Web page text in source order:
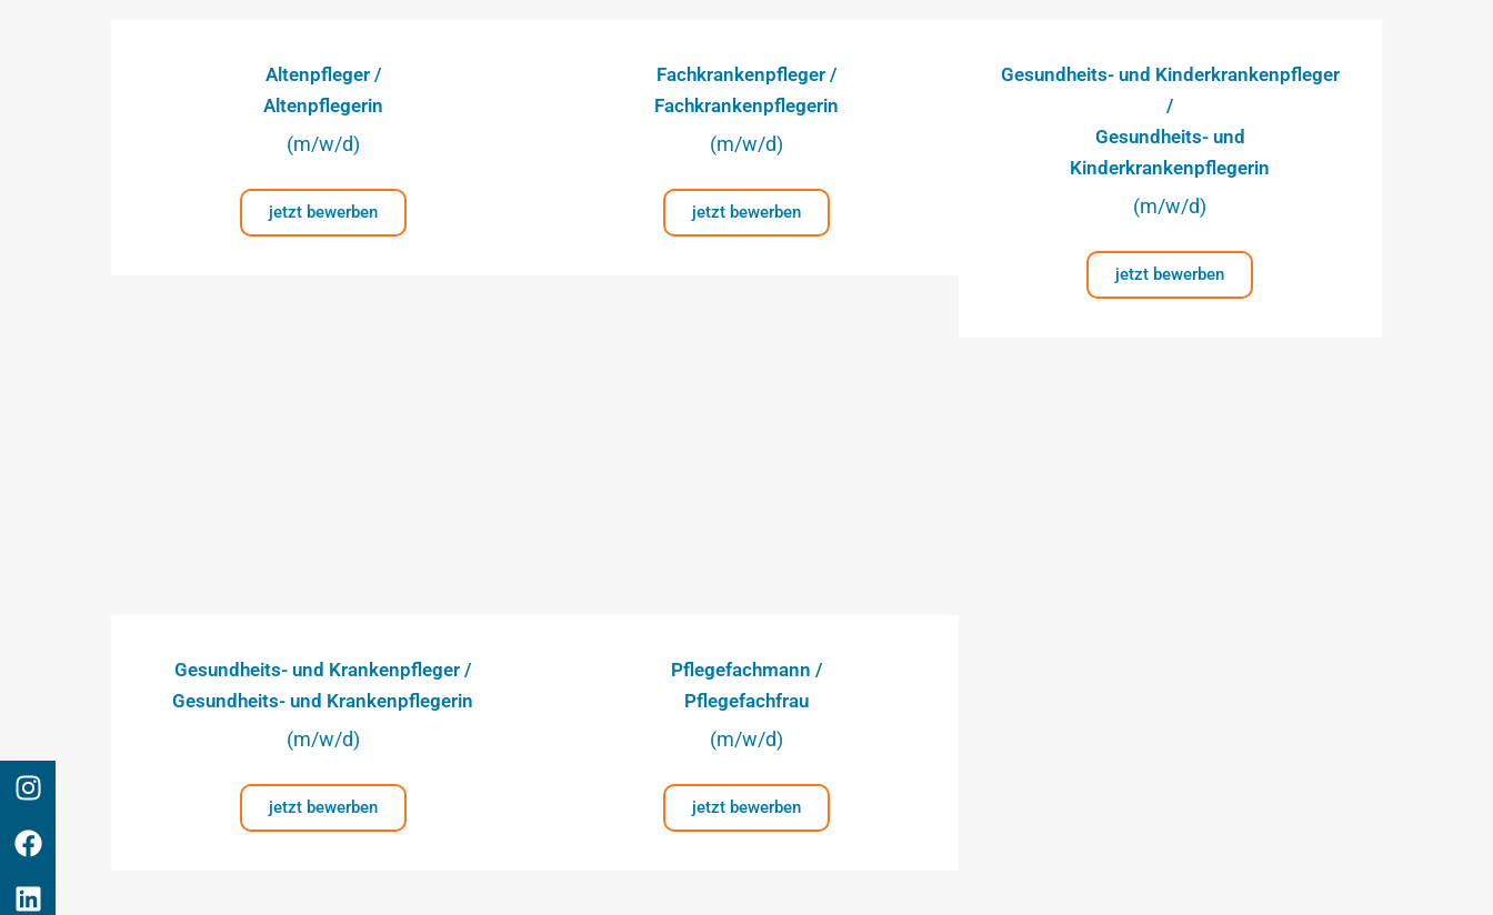
Altenpfleger /
Altenpflegerin
(m/w/d)
jetzt bewerben
Fachkrankenpfleger /
Fachkrankenpflegerin
(m/w/d)
jetzt bewerben
Gesundheits- und Kinderkrankenpfleger
/
Gesundheits- und
Kinderkrankenpflegerin
(m/w/d)
jetzt bewerben
Gesundheits- und Krankenpfleger /
Gesundheits- und Krankenpflegerin
(m/w/d)
jetzt bewerben
Pflegefachmann /
Pflegefachfrau
(m/w/d)
jetzt bewerben